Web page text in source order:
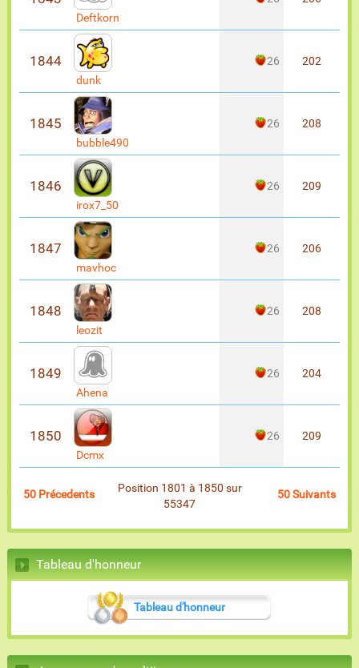
Deftkorn
1844
dunk
26 202
1845
bubble490
26 208
1846
irox7_50
26 209
1847
mavhoc
26 206
1848
leozit
26 208
1849
Ahena
26 204
1850
Dcmx
26 209
50 Précedents
Position 1801 à 1850 sur
55347
50 Suivants
Tableau d'honneur
Tableau d'honneur